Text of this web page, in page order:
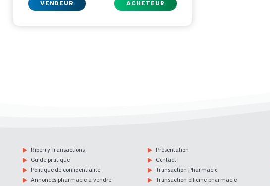
VENDEUR ACHETEUR
Riberry Transactions Présentation
Guide pratique
Contact
Politique de confidentialité
Transaction Pharmacie
Annonces pharmacie à vendre
Transaction officine pharmacie